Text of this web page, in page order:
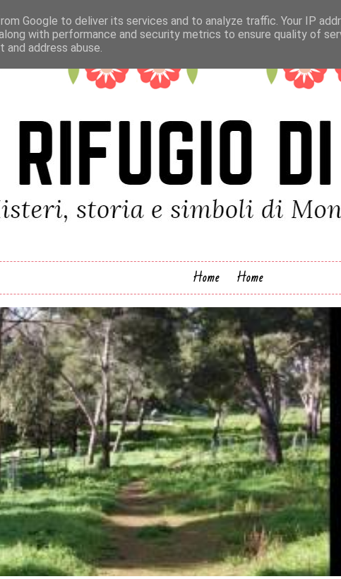
Home Home
Google to deliver its services and to analyze traffic. Your IP
with performance and security metrics to ensure quality of
address abuse.